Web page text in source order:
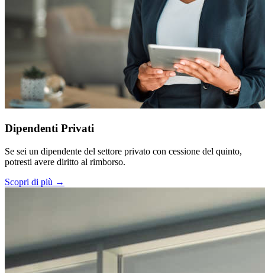
Dipendenti Privati
Se sei un dipendente del settore privato con cessione del quinto,
potresti avere diritto al rimborso.
Scopri di più →